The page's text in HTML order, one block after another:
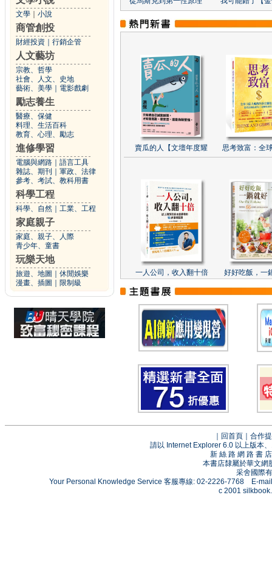
文學 小說
商管創投
財經投資 行銷企管
人文藝坊
宗教、哲學
社會、人文、史地
藝術、美學
電影戲劇
勵志養生
醫療、保健
料理、生活百科
教育、心理、勵志
進修學習
電腦與網路
語言工具
雜誌、期刊
軍政、法律
參考、考試、教科用書
科學工程
科學、自然 工業、工程
家庭親子
家庭、親子、人際
青少年、童書
玩樂天地
旅遊、地圖
休閒娛樂
漫畫、插圖
限制級
賣瓜的人【文壇年度耀 思考致富：全
一人公司，收入翻十倍 好好吃飯，一
回首頁
合作
請以 Internet Explorer 6.0 以上版本
新 絲 路 網 路 書
本書店隸屬於華文網
采舍國際
Your Personal Knowledge Service 客服專線: 02-2226-7768 E-
c 2001